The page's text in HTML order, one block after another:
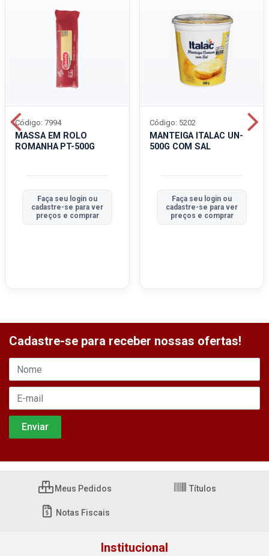
MASSA EM ROLO
ROMANHA PT-500G
Código: 7994
Faça seu login ou
cadastre-se para ver
preços e comprar
MANTEIGA ITALAC UN-
500G COM SAL
Código: 5202
Faça seu login ou
cadastre-se para ver
preços e comprar
Cadastre-se para receber nossas ofertas!
Meus Pedidos Títulos
Notas Fiscais
Institucional